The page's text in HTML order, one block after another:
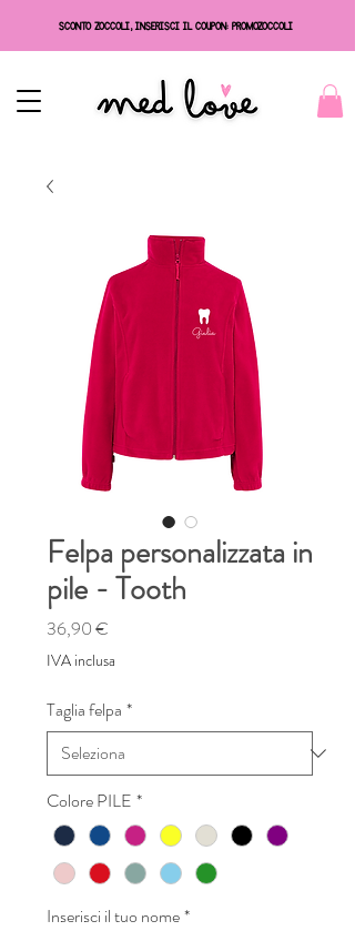
SCONTO ZOCCOLI, INSERISCI IL COUPON: PROMOZOCCOLI
Felpa personalizzata in
pile - Tooth
36,90 €
IVA inclusa
Taglia felpa *
Colore PILE *
Inserisci il tuo nome*